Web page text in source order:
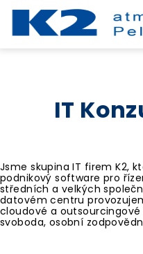
IT
Jsme skupina IT firem K2,
podnikový software pro
středních a velkých
datovém centru
cloudové a
svoboda, osobní